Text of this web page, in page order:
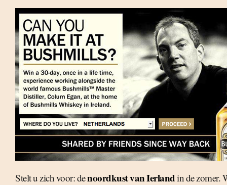
Stelt u zich voor: denoordkust van Ierlandin de zomer.